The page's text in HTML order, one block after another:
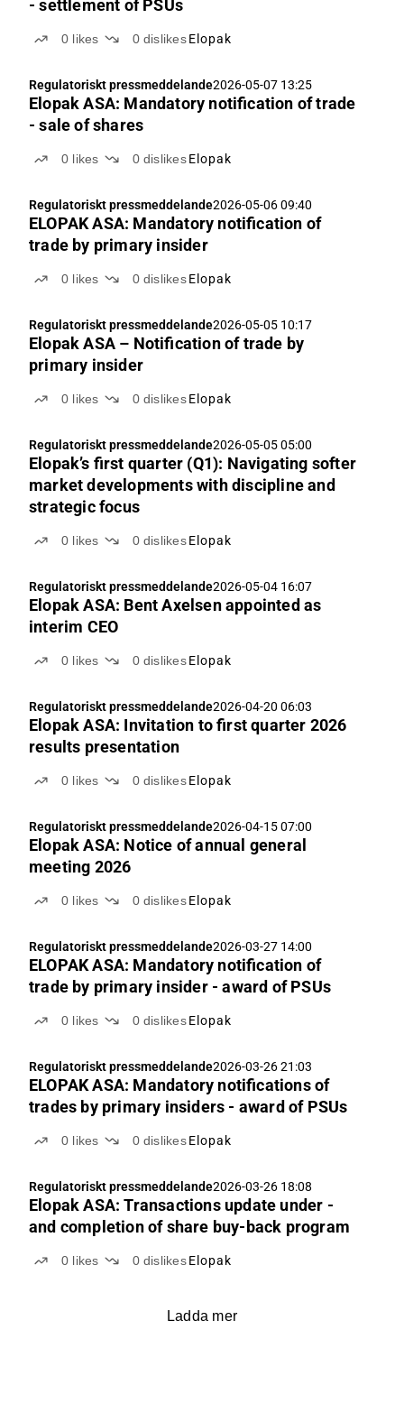
- settlement of PSUs
0 likes 0 dislikes Elopak
Regulatoriskt pressmeddelande2026-05-07 13:25
Elopak ASA: Mandatory notification of trade
- sale of shares
0 likes 0 dislikes Elopak
Regulatoriskt pressmeddelande2026-05-06 09:40
ELOPAK ASA: Mandatory notification of
trade by primary insider
0 likes 0 dislikes Elopak
Regulatoriskt pressmeddelande2026-05-05 10:17
Elopak ASA – Notification of trade by
primary insider
0 likes 0 dislikes Elopak
Regulatoriskt pressmeddelande2026-05-05 05:00
Elopak’s first quarter (Q1): Navigating softer
market developments with discipline and
strategic focus
0 likes 0 dislikes Elopak
Regulatoriskt pressmeddelande2026-05-04 16:07
Elopak ASA: Bent Axelsen appointed as
interim CEO
0 likes 0 dislikes Elopak
Regulatoriskt pressmeddelande2026-04-20 06:03
Elopak ASA: Invitation to first quarter 2026
results presentation
0 likes 0 dislikes Elopak
Regulatoriskt pressmeddelande2026-04-15 07:00
Elopak ASA: Notice of annual general
meeting 2026
0 likes 0 dislikes Elopak
Regulatoriskt pressmeddelande2026-03-27 14:00
ELOPAK ASA: Mandatory notification of
trade by primary insider - award of PSUs
0 likes 0 dislikes Elopak
Regulatoriskt pressmeddelande2026-03-26 21:03
ELOPAK ASA: Mandatory notifications of
trades by primary insiders - award of PSUs
0 likes 0 dislikes Elopak
Regulatoriskt pressmeddelande2026-03-26 18:08
Elopak ASA: Transactions update under -
and completion of share buy-back program
0 likes 0 dislikes Elopak
Ladda mer